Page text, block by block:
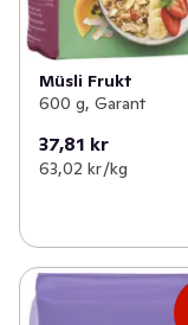
Müsli Frukt
600 g, Garant
37,81 kr
63,02 kr /kg